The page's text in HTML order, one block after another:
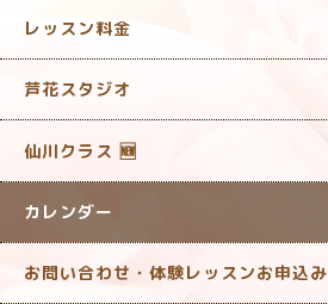
レッスン料金
芦花スタジオ
仙川クラス 🆕
カレンダー
お問い合わせ・体験レッスンお申込み